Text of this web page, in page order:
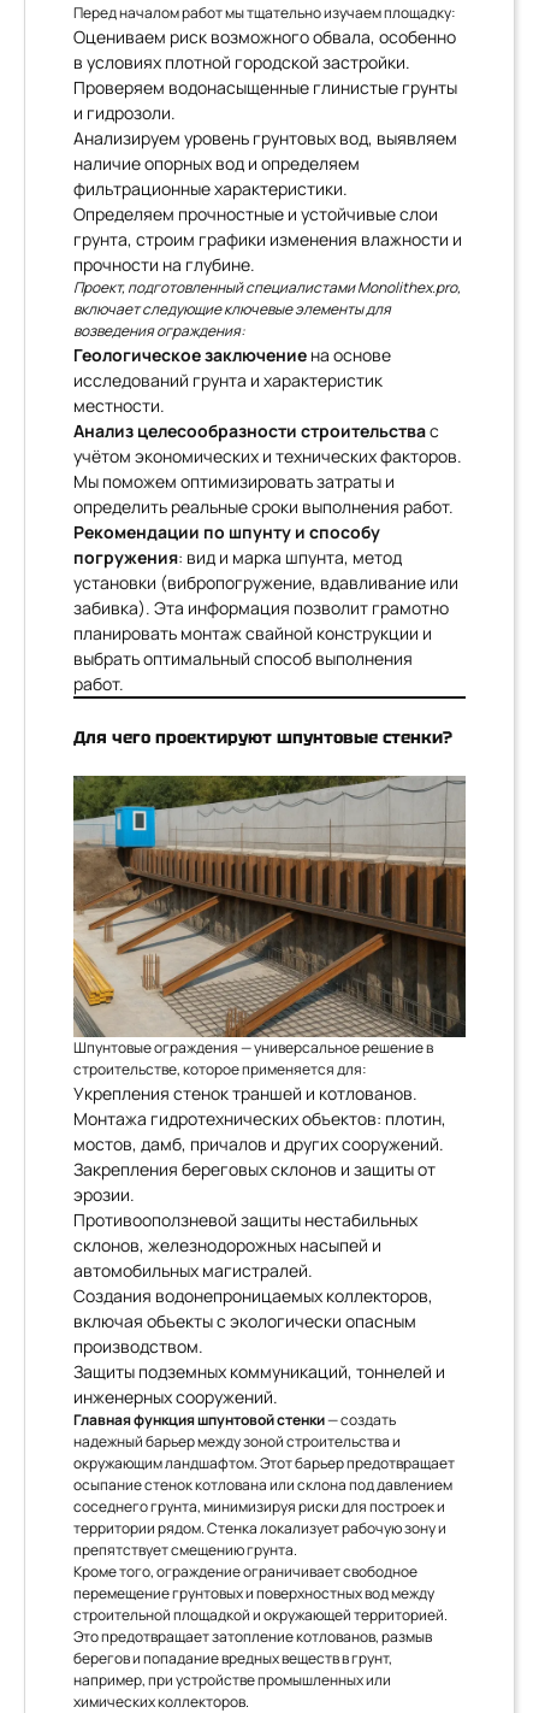
Перед началом работ мы тщательно изучаем площадку:
Оцениваем риск возможного обвала, особенно
в условиях плотной городской застройки.
Проверяем водонасыщенные глинистые грунты
и гидрозоли.
Анализируем уровень грунтовых вод, выявляем
наличие опорных вод и определяем
фильтрационные характеристики.
Определяем прочностные и устойчивые слои
грунта, строим графики изменения влажности и
прочности на глубине.
Проект, подготовленный специалистами Monolithex.pro,
включает следующие ключевые элементы для
возведения ограждения:
Геологическое заключение на основе
исследований грунта и характеристик
местности.
Анализ целесообразности строительствас
учётом экономических и технических факторов.
Мы поможем оптимизировать затраты и
определить реальные сроки выполнения работ.
Рекомендации по шпунту и способу
погружения: вид и марка шпунта, метод
установки (вибропогружение, вдавливание или
забивка). Эта информация позволит грамотно
планировать монтаж свайной конструкции и
выбрать оптимальный способ выполнения
работ.
Для чего проектируют шпунтовые стенки?
Шпунтовые ограждения — универсальное решение в
строительстве, которое применяется для:
Укрепления стенок траншей и котлованов.
Монтажа гидротехнических объектов: плотин,
мостов, дамб, причалов и других сооружений.
Закрепления береговых склонов и защиты от
эрозии.
Противооползневой защиты нестабильных
склонов, железнодорожных насыпей и
автомобильных магистралей.
Создания водонепроницаемых коллекторов,
включая объекты с экологически опасным
производством.
Защиты подземных коммуникаций, тоннелей и
инженерных сооружений.
Главная функция шпунтовой стенки— создать
надежный барьер между зоной строительства и
окружающим ландшафтом. Этот барьер предотвращает
осыпание стенок котлована или склона под давлением
соседнего грунта, минимизируя риски для построек и
территории рядом. Стенка локализует рабочую зону и
препятствует смещению грунта.
Кроме того, ограждение ограничивает свободное
перемещение грунтовых и поверхностных вод между
строительной площадкой и окружающей территорией.
Это предотвращает затопление котлованов, размыв
берегов и попадание вредных веществ в грунт,
например, при устройстве промышленных или
химических коллекторов.